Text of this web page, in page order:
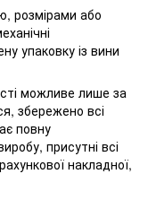
розмірами або
упаковку із вини
можливе лише за
збережено всі
повну
присутні всі
накладної,